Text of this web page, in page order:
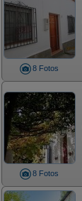
8 Fotos
8 Fotos